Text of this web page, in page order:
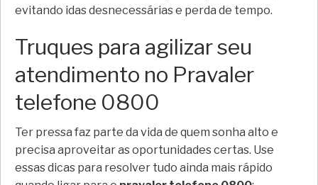
evitando idas desnecessárias e perda de tempo.
Truques para agilizar seu
atendimento no Pravaler
telefone 0800
Ter pressa faz parte da vida de quem sonha alto e
precisa aproveitar as oportunidades certas. Use
essas dicas para resolver tudo ainda mais rápido